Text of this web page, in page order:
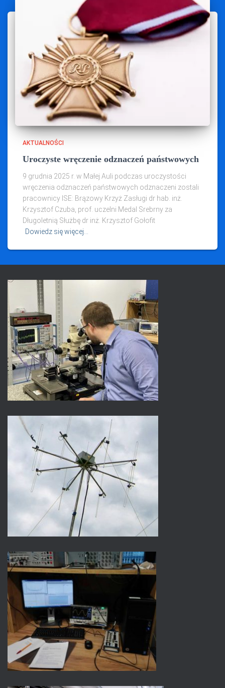
AKTUALNOŚCI
Uroczyste wręczenie odznaczeń państwowych
9 grudnia 2025 r. w Małej Auli podczas uroczystości
wręczenia odznaczeń państwowych odznaczeni zostali
pracownicy ISE: Brązowy Krzyż Zasługi dr hab. inż.
Krzysztof Czuba, prof. uczelni Medal Srebrny za
Długoletnią Służbę dr inż. Krzysztof Gołofit
Dowiedz się więcej…